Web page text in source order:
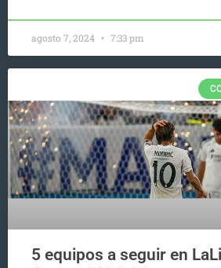
agosto 7, 2024 7:33 pm
5 equipos a seguir en